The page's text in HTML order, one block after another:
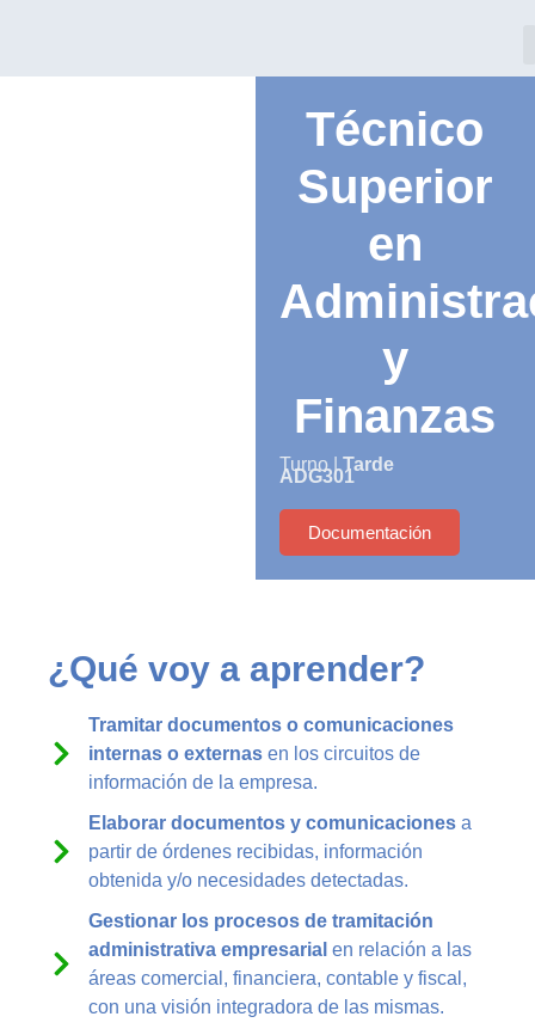
Técnico
Superior
en
y
Finanzas
Turno |Tarde
ADG301
Documentación
¿Qué voy a aprender?
Tramitar documentos o comunicaciones
internas o externas en los circuitos de
información de la empresa.
Elaborar documentos y comunicaciones a
partir de órdenes recibidas, información
obtenida y/o necesidades detectadas.
Gestionar los procesos de tramitación
administrativa empresarial en relación a las
áreas comercial, financiera, contable y fiscal,
con una visión integradora de las mismas.